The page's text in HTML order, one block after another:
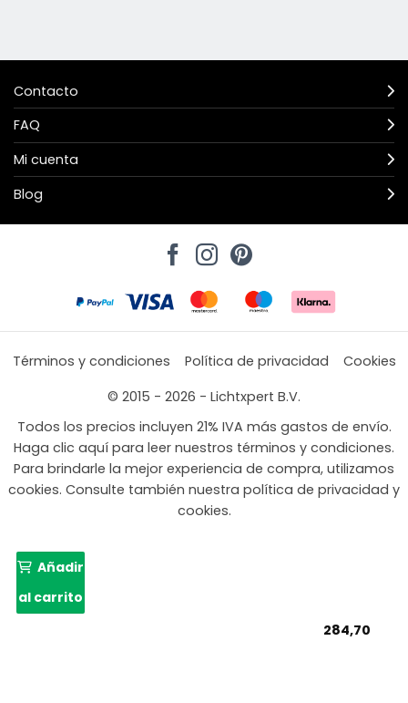
Contacto
FAQ
Mi cuenta
Blog
Términos y condiciones Política de privacidad
Cookies
© 2015 - 2026 - Lichtxpert B.V.
Todos los precios incluyen 21% IVA más gastos de envío.
Haga clic aquí para leer nuestros términos y condiciones.
Para brindarle la mejor experiencia de compra, utilizamos
cookies. Consulte también nuestra política de privacidad y
cookies.
284,70
Añadir
al carrito